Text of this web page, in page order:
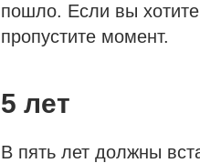
пошло. Если вы
пропустите момент.
5 лет
В пять лет должны